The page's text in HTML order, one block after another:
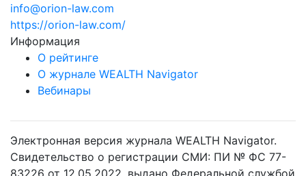
info@orion-law.com
https://orion-law.com/
Информация
О рейтинге
О журнале WEALTH Navigator
Вебинары
Электронная версия журнала WEALTH Navigator.
Свидетельство о регистрации СМИ: ПИ № ФС 77-
83226 от 12.05.2022, выдано Федеральной службой